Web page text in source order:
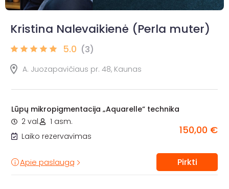
Kristina Nalevaikienė (Perla muter)
5.0 (3)
A. Juozapavičiaus pr. 48, Kaunas
Lūpų mikropigmentacija „Aquarelle“ technika
2 val.
1 asm.
Laiko rezervavimas
150,00 €
Apie paslaugą Pirkti